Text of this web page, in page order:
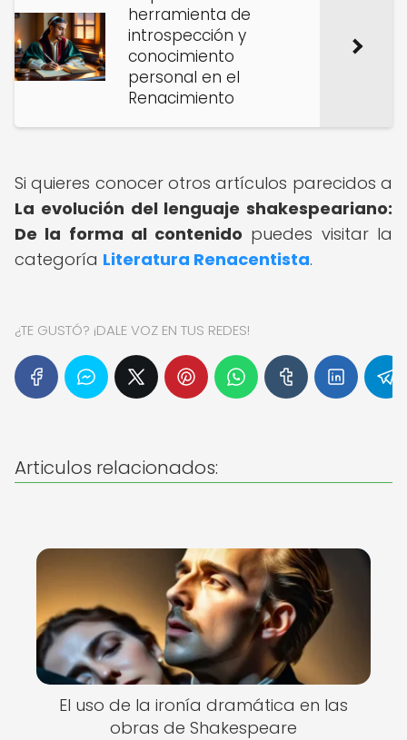
herramienta de
introspección y
conocimiento
personal en el
Renacimiento
Si quieres conocer otros artículos parecidos a
La evolución del lenguaje shakespeariano:
De la forma al contenido puedes visitar la
categoría Literatura Renacentista.
¿TE GUSTÓ? ¡DALE VOZ EN TUS REDES!
Articulos relacionados:
El uso de la ironía dramática en las
obras de Shakespeare